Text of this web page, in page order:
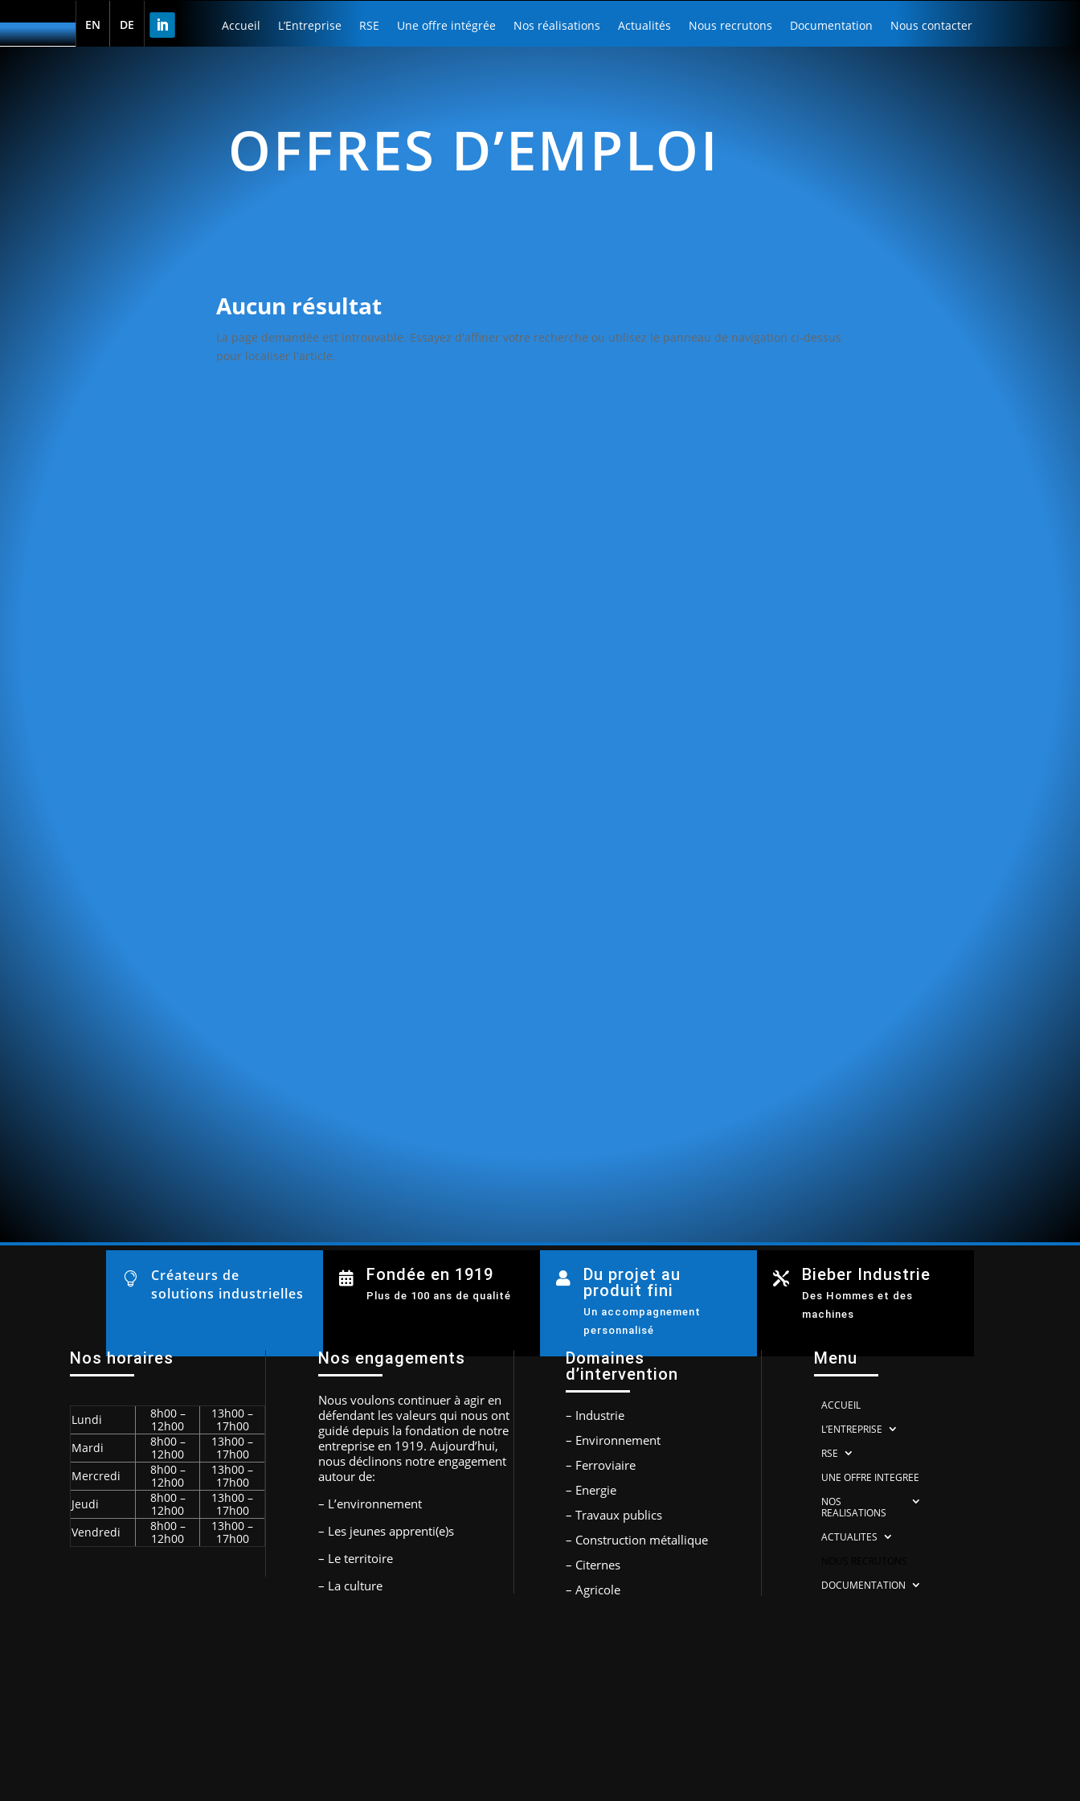
EN DE Accueil L’Entreprise RSE Une offre intégrée Nos réalisations Actualités Nous recrutons Documentation Nous contacter
OFFRES D’EMPLOI
Aucun résultat
La page demandée est introuvable. Essayez d'affiner votre recherche ou utilisez le panneau de navigation ci-dessus
pour localiser l'article.

Créateurs de
solutions industrielles
 Fondée en 1919
Plus de 100 ans de qualité

Du projet au
produit fini
Un accompagnement
personnalisé
 Bieber Industrie
Des Hommes et des
machines
Nos horaires
Lundi
8h00 –
12h00
13h00 –
17h00
Mardi
8h00 –
12h00
13h00 –
17h00
Mercredi
8h00 –
12h00
13h00 –
17h00
Jeudi
8h00 –
12h00
13h00 –
17h00
Vendredi
8h00 –
12h00
13h00 –
17h00
Nos engagements
Nous voulons continuer à agir en
défendant les valeurs qui nous ont
guidé depuis la fondation de notre
entreprise en 1919. Aujourd’hui,
nous déclinons notre engagement
autour de:
– L’environnement
– Les jeunes apprenti(e)s
– Le territoire
– La culture
Domaines
d’intervention
– Industrie
– Environnement
– Ferroviaire
– Energie
– Travaux publics
– Construction métallique
– Citernes
– Agricole
Menu
ACCUEIL
L’ENTREPRISE
RSE
UNE OFFRE INTEGREE
NOS
REALISATIONS
ACTUALITES
DOCUMENTATION